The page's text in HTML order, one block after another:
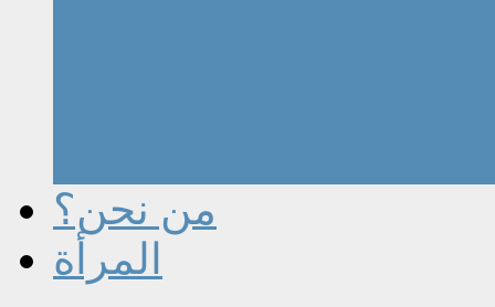
من نحن؟
المرأة